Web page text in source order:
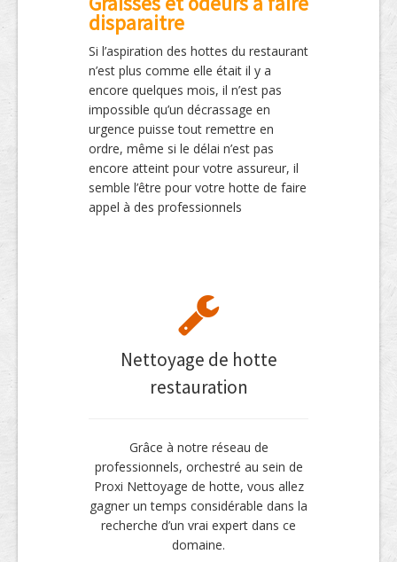
disparaitre
Si l’aspiration des hottes du restaurant
n’est plus comme elle était il y a
encore quelques mois, il n’est pas
impossible qu’un décrassage en
urgence puisse tout remettre en
ordre, même si le délai n’est pas
encore atteint pour votre assureur, il
semble l’être pour votre hotte de faire
appel à des professionnels
Nettoyage de hotte
restauration
Grâce à notre réseau de
professionnels, orchestré au sein de
Proxi Nettoyage de hotte, vous allez
gagner un temps considérable dans la
recherche d’un vrai expert dans ce
domaine.